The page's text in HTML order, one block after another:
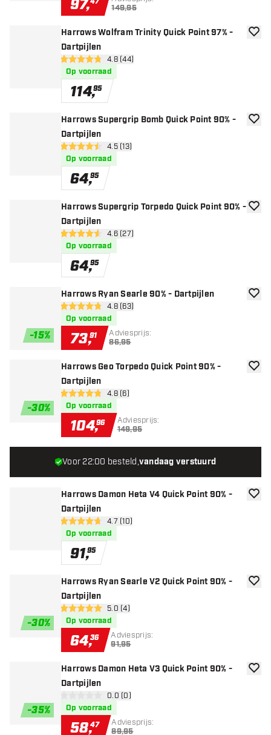
97, 149,95
Harrows Wolfram Trinity Quick Point 97% -
Dartpijlen
open reviews drawer
4.8 score sterren4.8 (44)
Op voorraad
114,95
Harrows Supergrip Bomb Quick Point 90% -
Dartpijlen
open reviews drawer
4.5 score sterren4.5 (13)
Op voorraad
64,95
Harrows Supergrip Torpedo Quick Point 90% -
Dartpijlen
open reviews drawer
4.6 score sterren4.6 (27)
Op voorraad
64,95
-15%
Harrows Ryan Searle 90% - Dartpijlen
open reviews drawer
4.8 score sterren4.8 (63)
Op voorraad
73,91 Adviesprijs:
86,95
-30%
Harrows Geo Torpedo Quick Point 90% -
Dartpijlen
open reviews drawer
4.8 score sterren4.8 (6)
Op voorraad
104,96 Adviesprijs:
149,95
Harrows Damon Heta V4 Quick Point 90% -
Dartpijlen
open reviews drawer
4.7 score sterren4.7 (10)
Op voorraad
91,95
-30%
Harrows Ryan Searle V2 Quick Point 90% -
Dartpijlen
open reviews drawer
5 score sterren5.0 (4)
Op voorraad
64,36 Adviesprijs:
91,95
-35%
Harrows Damon Heta V3 Quick Point 90% -
Dartpijlen
open reviews drawer
0 score sterren0.0 (0)
Op voorraad
58,47 Adviesprijs:
89,95
Voor 22:00 besteld,vandaag verstuurd